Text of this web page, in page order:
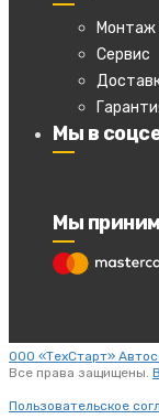
Монтаж
Сервис
Мы в
Мы
ООО «ТехСтарт»
Все права защищены.
Пользовательское